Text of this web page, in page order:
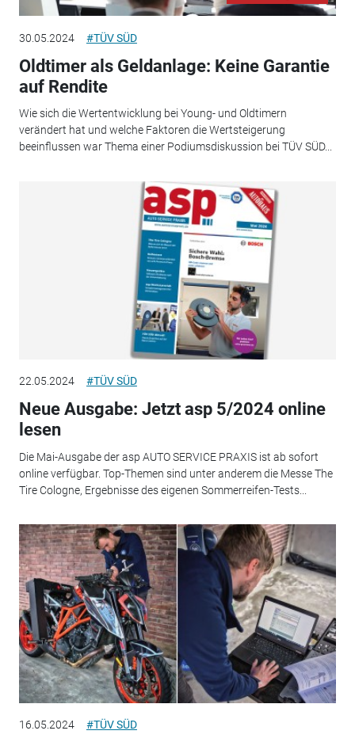
30.05.2024 #TÜV SÜD
Oldtimer als Geldanlage: Keine Garantie
auf Rendite
Wie sich die Wertentwicklung bei Young- und Oldtimern
verändert hat und welche Faktoren die Wertsteigerung
beeinflussen war Thema einer Podiumsdiskussion bei TÜV SÜD...
22.05.2024 #TÜV SÜD
Neue Ausgabe: Jetzt asp 5/2024 online
lesen
Die Mai-Ausgabe der asp AUTO SERVICE PRAXIS ist ab sofort
online verfügbar. Top-Themen sind unter anderem die Messe The
Tire Cologne, Ergebnisse des eigenen Sommerreifen-Tests...
16.05.2024 #TÜV SÜD